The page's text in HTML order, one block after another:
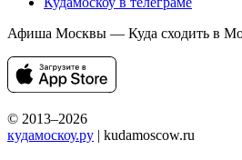
Афиша Москвы — Куда сходить в
© 2013–2026
кудамоскоу.ру | kudamoscow.ru